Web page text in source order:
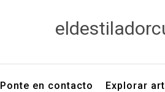
Ponte en contacto Explorar